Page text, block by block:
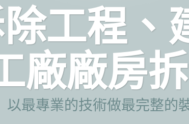
工程、
廠廠房
以最專業的技術做最完整的